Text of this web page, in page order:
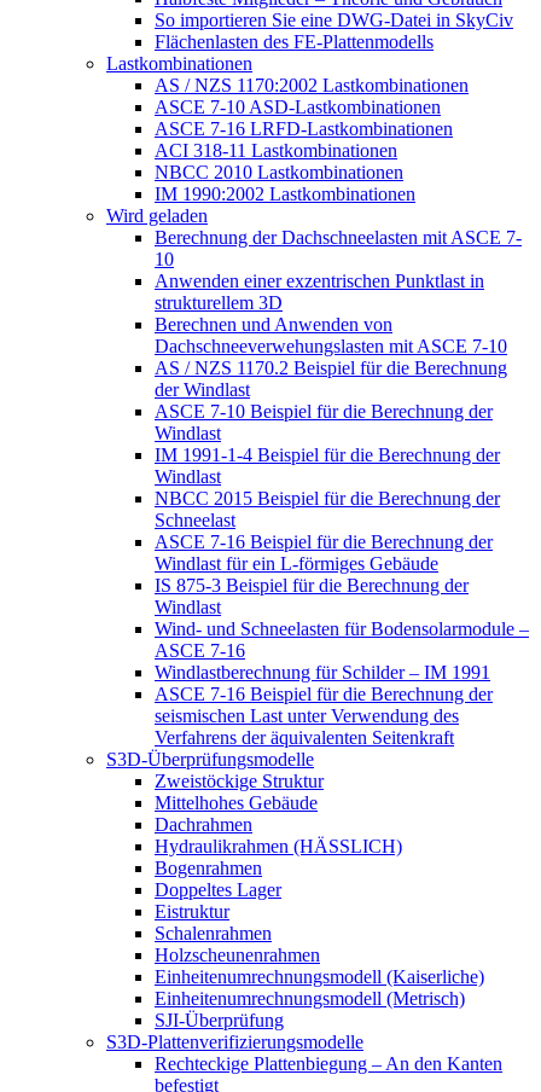
So importieren Sie eine DWG-Datei in SkyCiv
Flächenlasten des FE-Plattenmodells
Lastkombinationen
AS / NZS 1170:2002 Lastkombinationen
ASCE 7-10 ASD-Lastkombinationen
ASCE 7-16 LRFD-Lastkombinationen
ACI 318-11 Lastkombinationen
NBCC 2010 Lastkombinationen
IM 1990:2002 Lastkombinationen
Wird geladen
Berechnung der Dachschneelasten mit ASCE 7-
10
Anwenden einer exzentrischen Punktlast in
strukturellem 3D
Berechnen und Anwenden von
Dachschneeverwehungslasten mit ASCE 7-10
AS / NZS 1170.2 Beispiel für die Berechnung
der Windlast
ASCE 7-10 Beispiel für die Berechnung der
Windlast
IM 1991-1-4 Beispiel für die Berechnung der
Windlast
NBCC 2015 Beispiel für die Berechnung der
Schneelast
ASCE 7-16 Beispiel für die Berechnung der
Windlast für ein L-förmiges Gebäude
IS 875-3 Beispiel für die Berechnung der
Windlast
Wind- und Schneelasten für Bodensolarmodule –
ASCE 7-16
Windlastberechnung für Schilder – IM 1991
ASCE 7-16 Beispiel für die Berechnung der
seismischen Last unter Verwendung des
Verfahrens der äquivalenten Seitenkraft
S3D-Überprüfungsmodelle
Zweistöckige Struktur
Mittelhohes Gebäude
Dachrahmen
Hydraulikrahmen (HÄSSLICH)
Bogenrahmen
Doppeltes Lager
Eistruktur
Schalenrahmen
Holzscheunenrahmen
Einheitenumrechnungsmodell (Kaiserliche)
Einheitenumrechnungsmodell (Metrisch)
SJI-Überprüfung
S3D-Plattenverifizierungsmodelle
Rechteckige Plattenbiegung – An den Kanten
befestigt